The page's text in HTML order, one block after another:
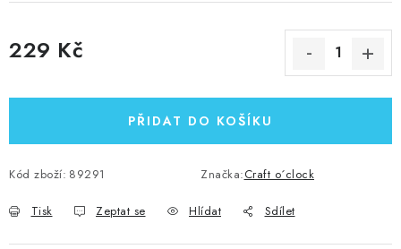
229 Kč
PŘIDAT DO KOŠÍKU
Kód zboží: 89291 Značka:Craft o´clock
Tisk Zeptat se Hlídat Sdílet